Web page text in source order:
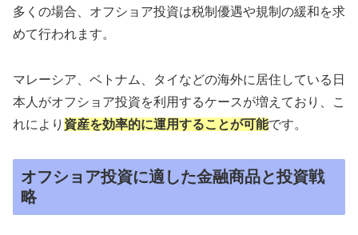
多くの場合、オフショア投資は税制優遇や規制の緩和を求
めて⾏われます。
マレーシア、ベトナム、タイなどの海外に居住している⽇
本⼈がオフショア投資を利⽤するケースが増えており、こ
れにより 資産を効率的に運⽤することが可能です。
オフショア投資に適した⾦融商品と投資戦
略